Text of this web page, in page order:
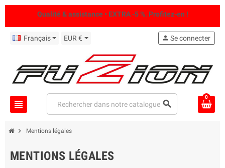
Qualité & assistance • EXTRA -5 %. Profitez-en !
Français EUR €
view_headline search
person Se connecter
0
chevron_right Mentions légales
MENTIONS LÉGALES